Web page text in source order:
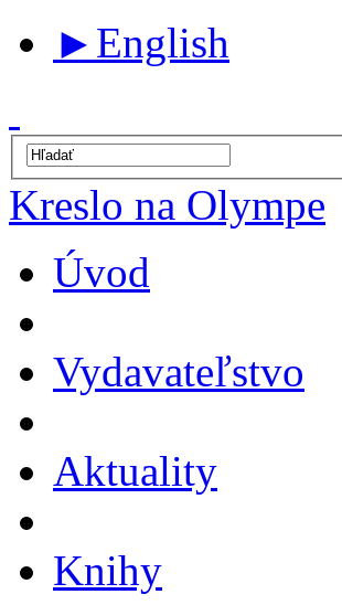
► English
Kreslo na Olympe
Úvod
Vydavateľstvo
Aktuality
Knihy